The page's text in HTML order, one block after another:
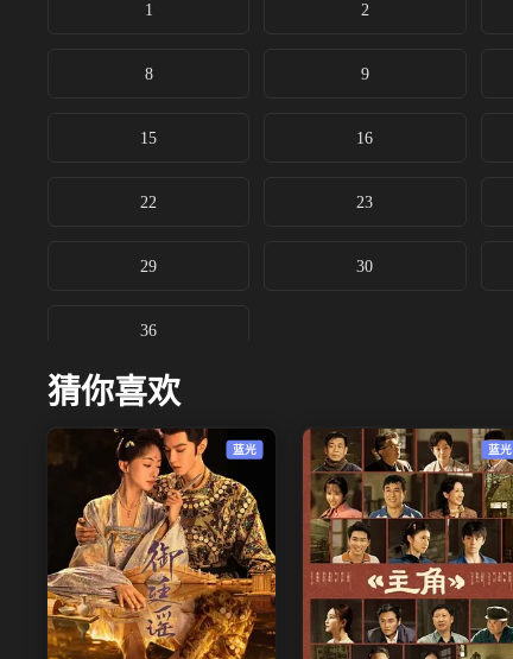
1 2
8 9
15 16
22 23
29 30
36
猜你喜欢
蓝光 蓝光